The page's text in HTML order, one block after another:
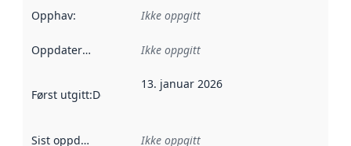
Opphav: Ikke oppgitt
Oppdateringsfrekvens :
Ikke oppgitt
Først utgitt:Denne datoen sier når dataene i dette
13. januar 2026
Sist oppdatert Ikke oppgitt